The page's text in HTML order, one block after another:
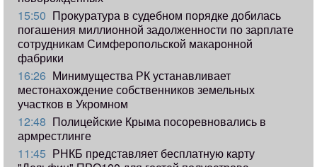
15:50 Прокуратура в судебном порядке добилась
погашения миллионной задолженности по зарплате
сотрудникам Симферопольской макаронной
фабрики
16:26 Минимущества РК устанавливает
местонахождение собственников земельных
участков в Укромном
12:48 Полицейские Крыма посоревновались в
армрестлинге
11:45 РНКБ представляет бесплатную карту